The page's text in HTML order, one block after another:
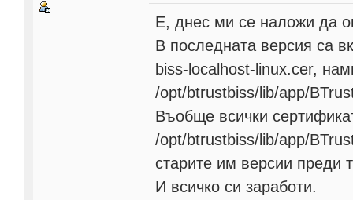
Е, днес ми се наложи да
В последната версия са
biss-localhost-linux.cer,
/opt/btrustbiss/lib/app/
Въобще всички
/opt/btrustbiss/lib/app/
старите им версии преди
И всичко си заработи.